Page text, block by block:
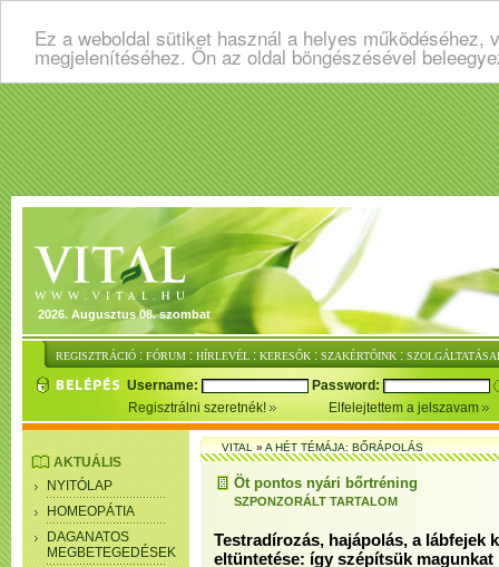
Ez a weboldal sütiket használ a helyes
megjelenítéséhez. Ön az oldal böngészésével
2026. Augusztus 08. szombat
REGISZTRÁCIÓ : FÓRUM : HÍRLEVÉL : KERESŐK : SZAKÉRTŐINK :
Username:
Password:
Regisztrálni szeretnék!
Elfelejtettem a jelszavam
AKTUÁLIS
NYITÓLAP
HOMEOPÁTIA
DAGANATOS
MEGBETEGEDÉSEK
VITAL»A HÉT TÉMÁJA: BŐRÁPOLÁS
Öt pontos nyári bőrtréning
SZPONZORÁLT TARTALOM
Testradírozás, hajápolás, a lábfejek
eltüntetése: így szépítsük magunkat